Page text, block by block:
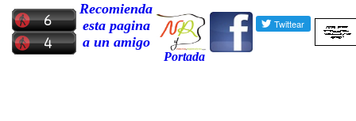
Recomienda
esta pagina
a un amigo
Portada